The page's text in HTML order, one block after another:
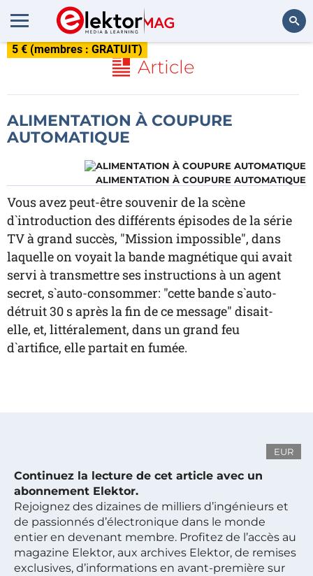
5 € (membres : GRATUIT)
Article
ALIMENTATION À COUPURE
AUTOMATIQUE
ALIMENTATION À COUPURE AUTOMATIQUE
Vous avez peut-être souvenir de la scène
d`introduction des différents épisodes de la série
TV à grand succès, "Mission impossible", dans
laquelle on voyait la bande magnétique qui avait
servi à transmettre ses instructions à un agent
secret, s`auto-consommer: "cette bande s`auto-
détruit 30 s après la fin de ce message" disait-
elle, et, littéralement, dans un grand feu
d`artifice, elle partait en fumée.
EUR
Continuez la lecture de cet article avec un
abonnement Elektor.
Rejoignez des dizaines de milliers d’ingénieurs et
de passionnés d’électronique dans le monde
entier en devenant membre. Profitez de l’accès au
magazine Elektor, aux archives Elektor, de remises
exclusives, d’informations en avant-première sur